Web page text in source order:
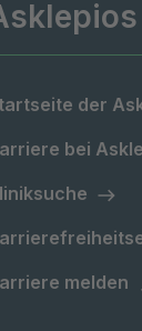
der
bei
melden